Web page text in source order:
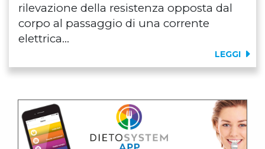
rilevazione della resistenza opposta dal
corpo al passaggio di una corrente
elettrica...
LEGGI